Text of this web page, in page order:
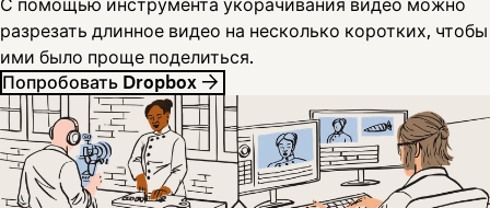
разрезать длинное видео на несколько коротких, чтобы
ими было проще поделиться.
Попробовать Dropbox